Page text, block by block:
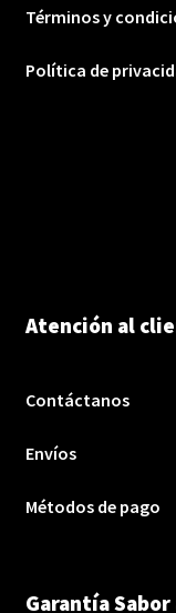
Términos y
Política de
Atención al
Contáctanos
Envíos
Métodos de pago
Garantía